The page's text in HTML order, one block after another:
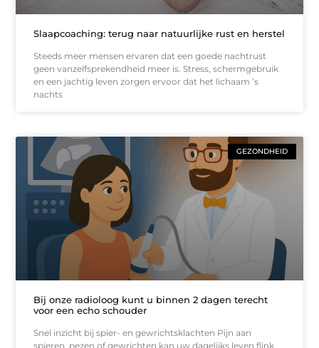
Slaapcoaching: terug naar natuurlijke rust en herstel
Steeds meer mensen ervaren dat een goede nachtrust
geen vanzelfsprekendheid meer is. Stress, schermgebruik
en een jachtig leven zorgen ervoor dat het lichaam ’s
nachts
GEZONDHEID
Bij onze radioloog kunt u binnen 2 dagen terecht
voor een echo schouder
Snel inzicht bij spier- en gewrichtsklachten Pijn aan
spieren, pezen of gewrichten kan uw dagelijks leven flink